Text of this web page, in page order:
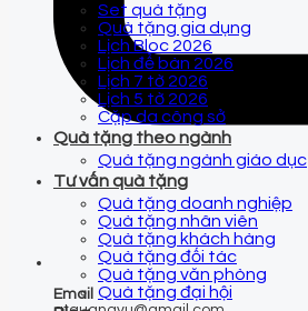
Email
Set quà tặng
Quà tặng gia dụng
Lịch Bloc 2026
Lịch để bàn 2026
Lịch 7 tờ 2026
Lịch 5 tờ 2026
Cặp da công sở
Quà tặng theo ngành
Quà tặng ngành giáo dục
Tư vấn quà tặng
Quà tặng doanh nghiệp
Quà tặng nhân viên
Quà tặng khách hàng
Quà tặng đối tác
Quà tặng văn phòng
Quà tặng đại hội